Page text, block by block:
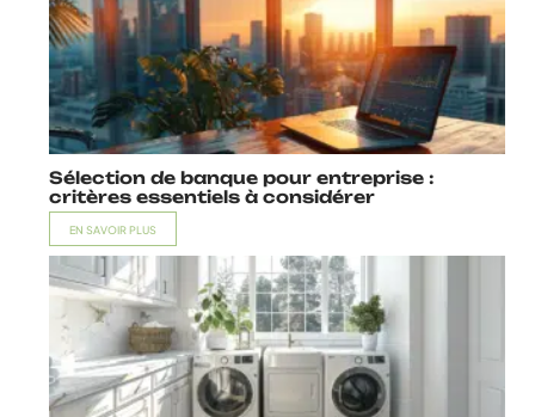
Sélection de banque pour entreprise :
critères essentiels à considérer
EN SAVOIR PLUS